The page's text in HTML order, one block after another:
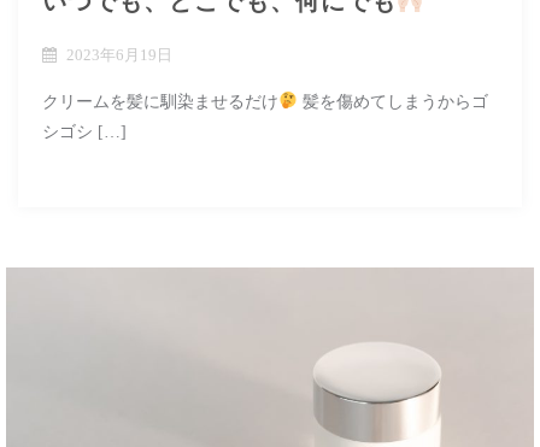
2023年6月19日
クリームを髪に馴染ませるだけ
髪を傷めてしまうからゴ
シゴシ […]